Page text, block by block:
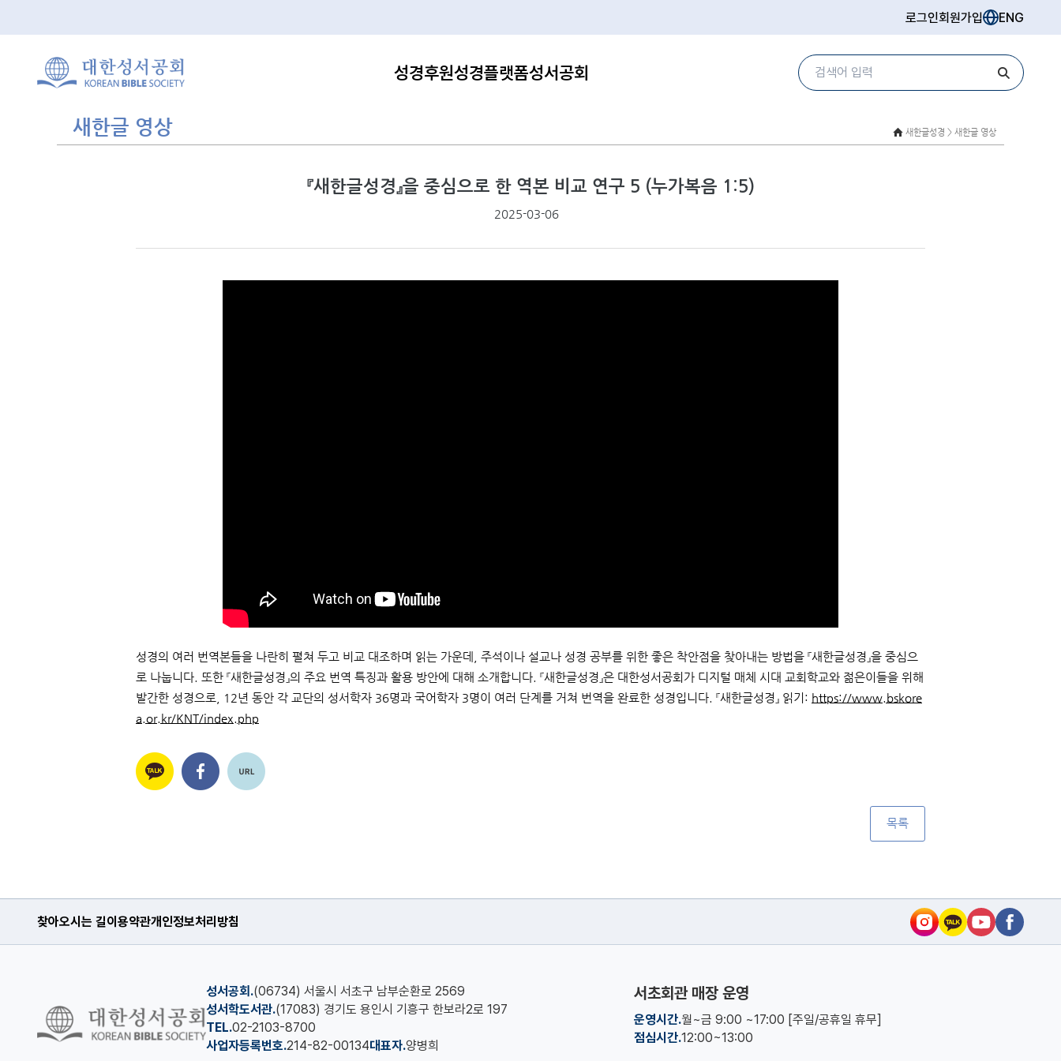
로그인회원가입 ENG
성경후원성경플랫폼성서공회
새한글 영상 새한글성경 > 새한글 영상
『새한글성경』을 중심으로 한 역본 비교 연구 5 (누가복음 1:5)
페이지 정보
2025-03-06
성경의 여러 번역본들을 나란히 펼쳐 두고 비교 대조하며 읽는 가운데, 주석이나 설교나 성경 공부를 위한 좋은 착안점을 찾아내는 방법을 『새한글성경』을 중심으
로 나눕니다. 또한 『새한글성경』의 주요 번역 특징과 활용 방안에 대해 소개합니다. 『새한글성경』은 대한성서공회가 디지털 매체 시대 교회학교와 젊은이들을 위해
발간한 성경으로, 12년 동안 각 교단의 성서학자 36명과 국어학자 3명이 여러 단계를 거쳐 번역을 완료한 성경입니다. 『새한글성경』 읽기: https://www.bskore
a.or.kr/KNT/index.php
목록
찾아오시는 길이용약관개인정보처리방침
성서공회.(06734) 서울시 서초구 남부순환로 2569
성서학도서관.(17083) 경기도 용인시 기흥구 한보라2로 197
TEL.02-2103-8700
사업자등록번호.214-82-00134대표자.양병희
서초회관 매장 운영
운영시간.월~금 9:00 ~17:00 [주일/공휴일 휴무]
점심시간.12:00~13:00